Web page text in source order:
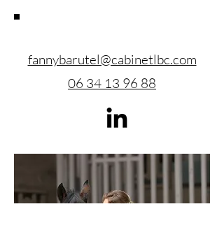
fannybarutel@cabinetlbc.com
06 34 13 96 88